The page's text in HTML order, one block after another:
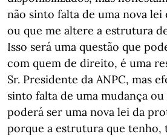
não sinto falta de uma nova
ou que me altere a estrutura
Isso será uma questão que
com quem de direito, é uma
Sr. Presidente da ANPC, mas
sinto falta de uma mudança
poderá ser uma nova lei da
porque a estrutura que tenho,